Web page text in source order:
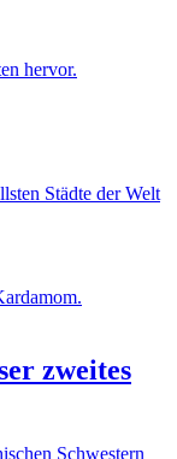
Städte der Welt
zweites
Schwestern